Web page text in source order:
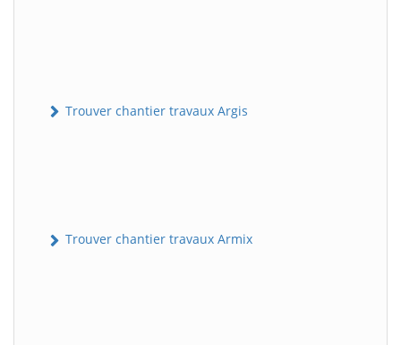
Trouver chantier travaux Argis
Trouver chantier travaux Armix